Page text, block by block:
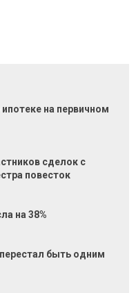
на первичном
сделок с
повесток
на 38%
быть одним